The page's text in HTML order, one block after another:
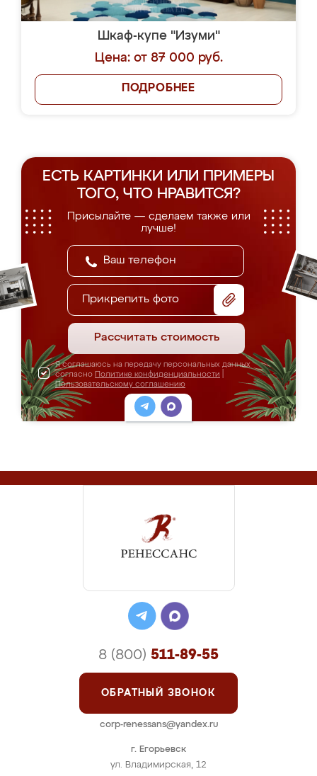
Шкаф-купе "Изуми"
Цена: от 87 000 руб.
ПОДРОБНЕЕ
ЕСТЬ КАРТИНКИ ИЛИ ПРИМЕРЫ
ТОГО, ЧТО НРАВИТСЯ?
Присылайте — сделаем также или
лучше!
Прикрепить фото
Рассчитать стоимость
Я соглашаюсь на передачу персональных данных
согласно Политике конфиденциальности
Пользовательскому соглашению
г. Егорьевск
ул. Владимирская, 12
8 (800) 511-89-55
ОБРАТНЫЙ ЗВОНОК
corp-renessans@yandex.ru